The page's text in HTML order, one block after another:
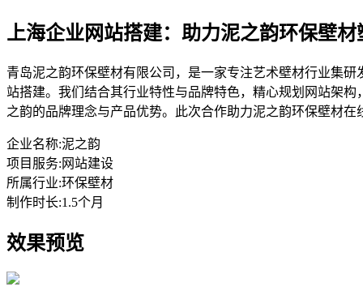
上海企业网站搭建：助力泥之韵环保壁
青岛泥之韵环保壁材有限公司，是一家专注艺术壁材行业集
站搭建。我们结合其行业特性与品牌特色，精心规划网站架
之韵的品牌理念与产品优势。此次合作助力泥之韵环保壁材
企业名称:泥之韵
项目服务: 网站建设
所属行业:环保壁材
制作时长:1.5个月
效果预览